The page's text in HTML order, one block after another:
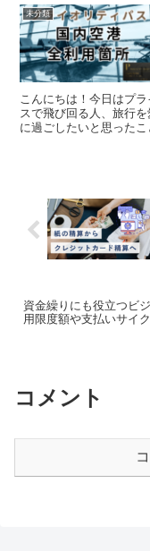
未分類
こんにちは！今日はプ
スで飛び回る人、旅行
に過ごしたいと思った
資金繰りにも役立つビ
用限度額や支払いサイ
コメント